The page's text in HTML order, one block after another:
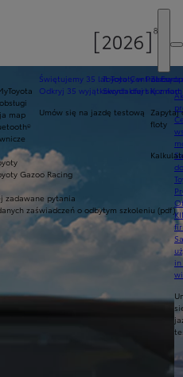
Świętujemy 35 lat Toyoty w Polsce
Odkryj 35 wyjątkowych ofert
Umów się na jazdę testową
Toyota Central
Skontaktuj się zKomfort
Zapytaj
floty
map
Gazoo Racing
zadawane pytania
zaświadczeń o odbytym szkoleniu (pdf)